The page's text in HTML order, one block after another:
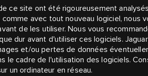
ce site ont été rigoureusement
avec tout nouveau logiciel, nous
de les utiliser. Nous vous
dur avant d'utiliser ces logiciels.
et/ou pertes de données
le cadre de l'utilisation des logiciels.
un ordinateur en réseau.